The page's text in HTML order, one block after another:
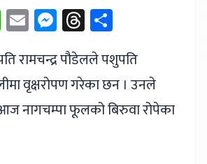
WhatsApp
EmailMessenger
Threads
रामचन्द्र पौडेलले पशुपति
वृक्षरोपण गरेका छन । उनले
आज नागचम्पा फूलको बिरुवा रोपेका